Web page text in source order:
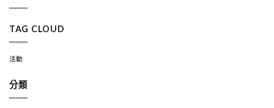
TAG CLOUD
活動
分類